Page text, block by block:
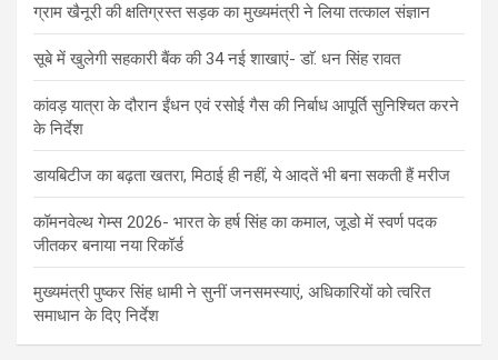
ग्राम खैनूरी की क्षतिग्रस्त सड़क का मुख्यमंत्री ने लिया तत्काल संज्ञान
सूबे में खुलेगी सहकारी बैंक की 34 नई शाखाएं- डाॅ. धन सिंह रावत
कांवड़ यात्रा के दौरान ईंधन एवं रसोई गैस की निर्बाध आपूर्ति सुनिश्चित करने
के निर्देश
डायबिटीज का बढ़ता खतरा, मिठाई ही नहीं, ये आदतें भी बना सकती हैं मरीज
कॉमनवेल्थ गेम्स 2026- भारत के हर्ष सिंह का कमाल, जूडो में स्वर्ण पदक
जीतकर बनाया नया रिकॉर्ड
मुख्यमंत्री पुष्कर सिंह धामी ने सुनीं जनसमस्याएं, अधिकारियों को त्वरित
समाधान के दिए निर्देश